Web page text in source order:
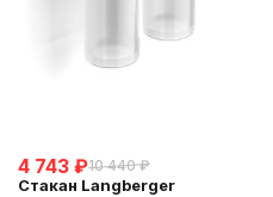
4 743 ₽10 440 ₽
Стакан Langberger